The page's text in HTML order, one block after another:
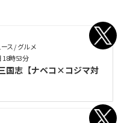
ス / グルメ
国志【ナベコ×コジマ対
18時53分